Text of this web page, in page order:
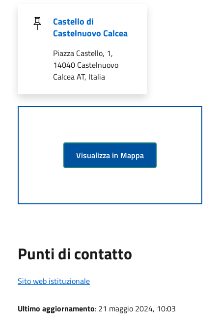
Castello di
Castelnuovo Calcea
Piazza Castello, 1,
14040 Castelnuovo
Calcea AT, Italia
Visualizza in Mappa
Punti di contatto
Sito web istituzionale
Ultimo aggiornamento: 21 maggio 2024, 10:03